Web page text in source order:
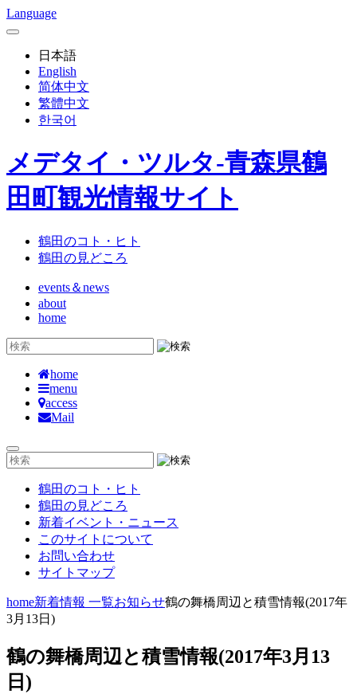
Language
日本語
English
简体中文
繁體中文
한국어
メデタイ・ツルタ-青森県鶴
田町観光情報サイト
鶴田のコト・ヒト
鶴田の見どころ
events＆news
about
home
home
menu
access
Mail
鶴田のコト・ヒト
鶴田の見どころ
新着イベント・ニュース
このサイトについて
お問い合わせ
サイトマップ
home新着情報 一覧お知らせ鶴の舞橋周辺と積雪情報(2017年
3月13日)
鶴の舞橋周辺と積雪情報(2017年3月13
日)